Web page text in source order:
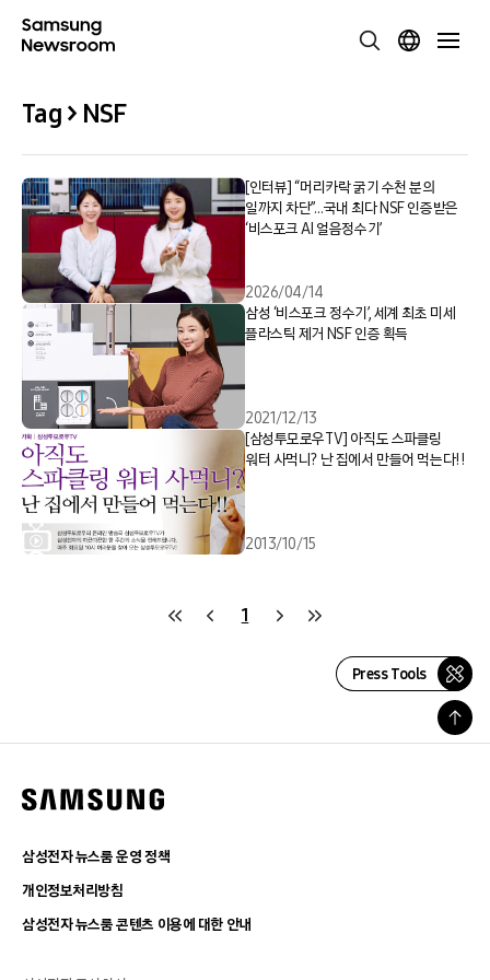
Tag > NSF
[인터뷰] “머리카락 굵기 수천 분의
일까지 차단”…국내 최다 NSF 인증받은
‘비스포크 AI 얼음정수기’
2026/04/14
삼성 ‘비스포크 정수기’, 세계 최초 미세
플라스틱 제거 NSF 인증 획득
2021/12/13
[삼성투모로우TV] 아직도 스파클링
워터 사먹니? 난 집에서 만들어 먹는다!!
2013/10/15
1
Press Tools
삼성전자 뉴스룸 운영 정책
개인정보처리방침
삼성전자 뉴스룸 콘텐츠 이용에 대한 안내